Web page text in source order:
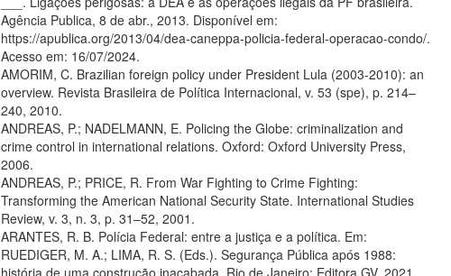
Agência Publica, 8 de abr., 2013. Disponível em:
https://apublica.org/2013/04/dea-caneppa-policia-federal-operacao-condo/.
Acesso em: 16/07/2024.
AMORIM, C. Brazilian foreign policy under President Lula (2003-2010): an
overview. Revista Brasileira de Política Internacional, v. 53 (spe), p. 214–
240, 2010.
ANDREAS, P.; NADELMANN, E. Policing the Globe: criminalization and
crime control in international relations. Oxford: Oxford University Press,
2006.
ANDREAS, P.; PRICE, R. From War Fighting to Crime Fighting:
Transforming the American National Security State. International Studies
Review, v. 3, n. 3, p. 31–52, 2001.
ARANTES, R. B. Polícia Federal: entre a justiça e a política. Em:
RUEDIGER, M. A.; LIMA, R. S. (Eds.). Segurança Pública após 1988:
história de uma construção inacabada. Rio de Janeiro: Editora GV, 2021.